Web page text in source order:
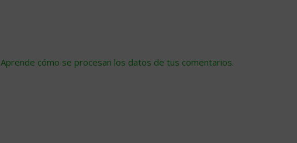
Aprende cómo se procesan los datos de tus comentarios.